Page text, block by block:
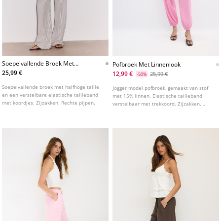
Soepelvallende Broek Met
Linnen En Strepen
25,99 €
Soepelvallende broek met halfhoge taille
en een verstelbare elastische tailleband
met koordjes. Zijzakken. Rechte pijpen.
Pofbroek Met Linnenlook
12,99 €
-50% 25,99 €
Jogger model pofbroek, gemaakt van stof
met 15% linnen. Elastische tailleband
verstelbaar met trekkoord. Zijzakken.